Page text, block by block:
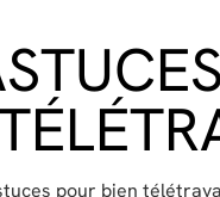
pour bien